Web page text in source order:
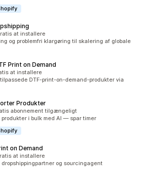
i altat installere
og problemfri klargøring til skalering af globale
Print on Demand
i altat installere
DTF-print-on-demand-produkter via
Produkter
i altabonnement tilgængeligt
produkter i bulk med AI — spar timer
on Demand
i altat installere
og sourcingagent